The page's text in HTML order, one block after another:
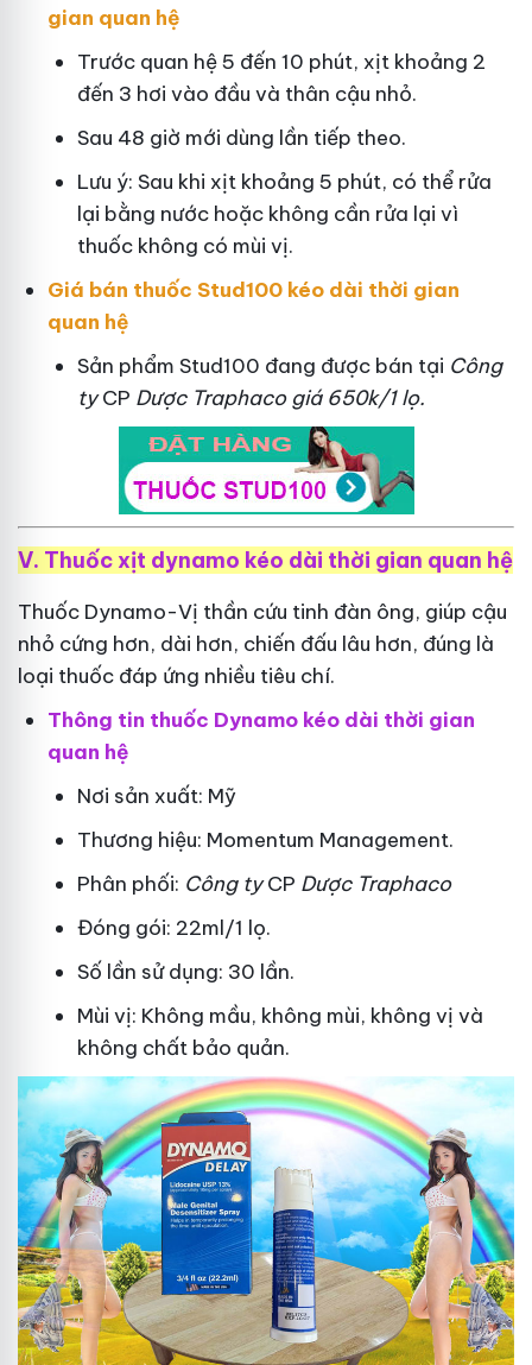
gian quan hệ
Trước quan hệ 5 đến 10 phút, xịt khoảng 2
đến 3 hơi vào đầu và thân cậu nhỏ.
Sau 48 giờ mới dùng lần tiếp theo.
Lưu ý: Sau khi xịt khoảng 5 phút, có thể rửa
lại bằng nước hoặc không cần rửa lại vì
thuốc không có mùi vị.
Giá bán thuốc Stud100 kéo dài thời gian
quan hệ
Sản phẩm Stud100 đang được bán tại Công
tyCP Dược Traphacogiá 650k/1 lọ.
V. Thuốc xịt dynamo kéo dài thời gian quan hệ
Thuốc Dynamo-Vị thần cứu tinh đàn ông, giúp cậu
nhỏ cứng hơn, dài hơn, chiến đấu lâu hơn, đúng là
loại thuốc đáp ứng nhiều tiêu chí.
Thông tin thuốc Dynamo kéo dài thời gian
quan hệ
Nơi sản xuất: Mỹ
Thương hiệu: Momentum Management.
Phân phối: Công tyCP Dược Traphaco
Đóng gói: 22ml/1 lọ.
Số lần sử dụng: 30 lần.
Mùi vị: Không mầu, không mùi, không vị và
không chất bảo quản.